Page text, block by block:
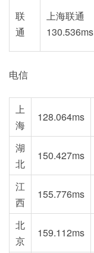
联
通
上海联通
130.536ms
电信
上
海
128.064ms
湖
北
150.427ms
江
西
155.776ms
北
京
159.112ms